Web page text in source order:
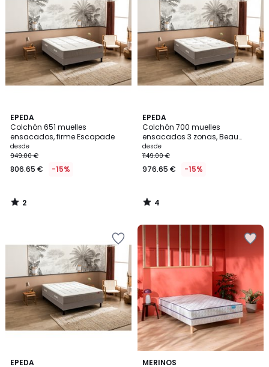
EPEDA
Colchón 651 muelles
ensacados, firme Escapade
desde
949.00 €
806.65 € -15%
2
/
5
2
/
EPEDA
Colchón 700 muelles
ensacados 3 zonas, Beau
Séjour
desde
1149.00 €
976.65 € -15%
4
/
5
4
/
EPEDA
3
MERINOS